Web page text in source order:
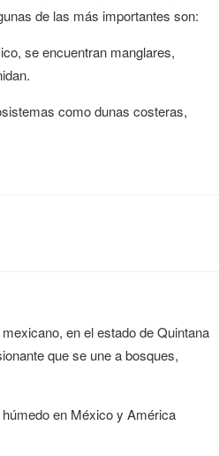
de las más importantes son:
se encuentran manglares,
como dunas costeras,
en el estado de Quintana
que se une a bosques,
en México y América